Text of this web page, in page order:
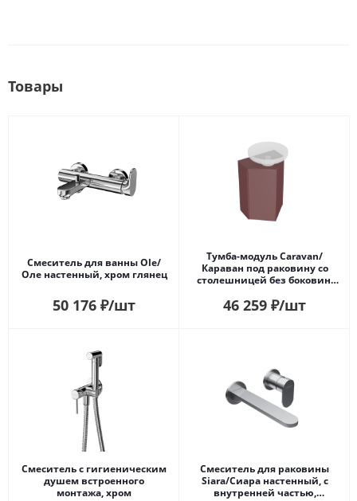
Товары
Смеситель для ванны Ole/
Оле настенный, хром глянец
50 176 ₽/шт
Тумба-модуль Caravan/
Караван под раковину со
столешницей без боковин,
открывание, марокканский
46 259 ₽/шт
Смеситель с гигиеническим
душем встроенного
монтажа, хром
Смеситель для раковины
Siara/Сиара настенный, с
внутренней частью,